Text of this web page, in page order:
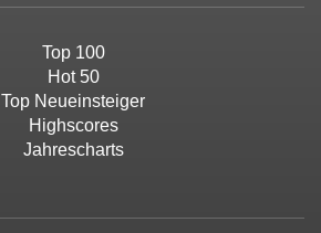
Top 100
Hot 50
Top Neueinsteiger
Highscores
Jahrescharts